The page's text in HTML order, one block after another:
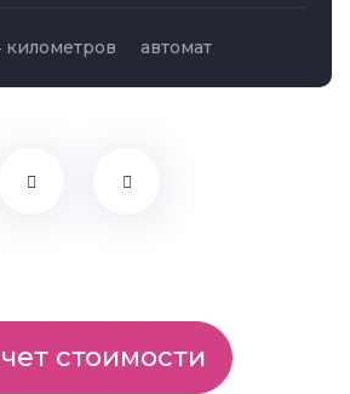
километров
автомат
стоимости